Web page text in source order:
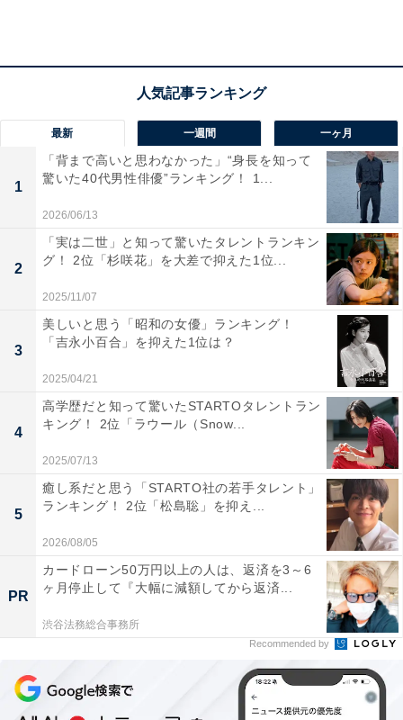
2位は2年連続！ 県庁所在地である「前橋市」
「前橋市」は、国道・県道などのバイパスが多い都市と
して知られており、自動車の保有率は全国上位です。市
内には、住宅街やオフィス、ショッピング施設が建ち並
ぶ市街地と、自然豊かで農業が盛んな山間部が共存。農
産物生産量は全国トップクラスを誇ります。
最新 一週間 一ヶ月
1
「背まで高いと思わなかった」“身長を知って
驚いた40代男性俳優”ランキング！ 1...
2026/06/13
2
「実は二世」と知って驚いたタレントランキン
グ！ 2位「杉咲花」を大差で抑えた1位...
2025/11/07
3
美しいと思う「昭和の女優」ランキング！
「吉永小百合」を抑えた1位は？
2025/04/21
4
高学歴だと知って驚いたSTARTOタレントラン
キング！ 2位「ラウール（Snow...
2025/07/13
5
癒し系だと思う「STARTO社の若手タレント」
ランキング！ 2位「松島聡」を抑え...
2026/08/05
PR
カードローン50万円以上の人は、返済を3～6
ヶ月停止して『大幅に減額してから返済...
渋谷法務総合事務所
Recommended by